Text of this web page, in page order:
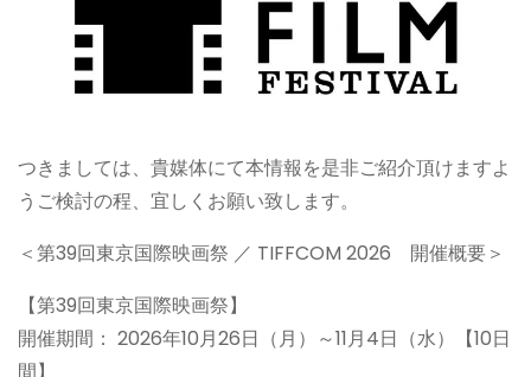
つきましては、貴媒体にて本情報を是非ご紹介頂けますよ
うご検討の程、宜しくお願い致します。
＜第39回東京国際映画祭 ／ TIFFCOM 2026 開催概要＞
【第39回東京国際映画祭】
開催期間： 2026年10月26日（月）～11月4日（水）【10日
間】